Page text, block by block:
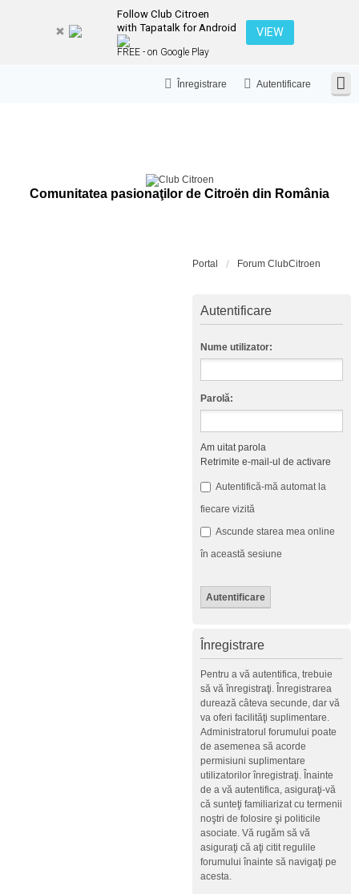
Follow Club Citroen
with Tapatalk for Android
FREE - on Google Play
VIEW
Autentificare
Înregistrare
Comunitatea pasionaţilor de Citroën din România
Portal Forum ClubCitroen
Autentificare
Nume utilizator:
Parolă:
Am uitat parola
Retrimite e-mail-ul de activare
Autentifică-mă automat la
fiecare vizită
Ascunde starea mea online
în această sesiune
Înregistrare
Pentru a vă autentifica, trebuie
să vă înregistraţi. Înregistrarea
durează câteva secunde, dar vă
va oferi facilităţi suplimentare.
Administratorul forumului poate
de asemenea să acorde
permisiuni suplimentare
utilizatorilor înregistraţi. Înainte
de a vă autentifica, asiguraţi-vă
că sunteţi familiarizat cu termenii
noştri de folosire şi politicile
asociate. Vă rugăm să vă
asiguraţi că aţi citit regulile
forumului înainte să navigaţi pe
acesta.